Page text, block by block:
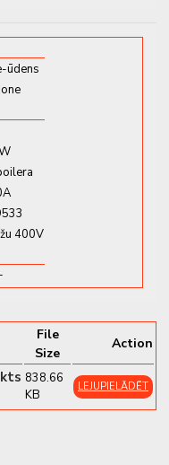
darbību, kas padara
vides tuvumā.
un
dzīvojamām ēkām
darbība ar
– Darbojoties 35 °C
jaudas padeve
akustiski
ūdens
400V
File
Size
Action
838.66
KB
LEJUPIELĀDĒT